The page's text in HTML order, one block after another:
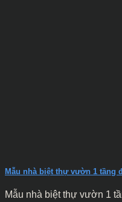
Mẫu nhà biệt thự vườn 1 tầng
Mẫu nhà biệt thự vườn 1